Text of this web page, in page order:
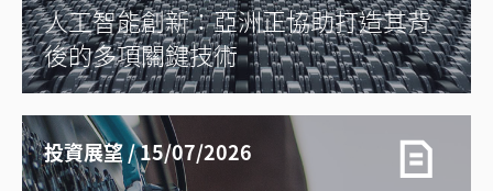
人工智能創新：亞洲正協助打造其背
後的多項關鍵技術
投資展望 / 15/07/2026